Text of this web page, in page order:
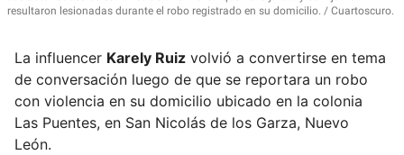
resultaron lesionadas durante el robo registrado en su domicilio.
Cuartoscuro.
La influencer Karely Ruiz volvió a convertirse en tema
de conversación luego de que se reportara un robo
con violencia en su domicilio ubicado en la colonia
Las Puentes, en San Nicolás de los Garza, Nuevo
León.